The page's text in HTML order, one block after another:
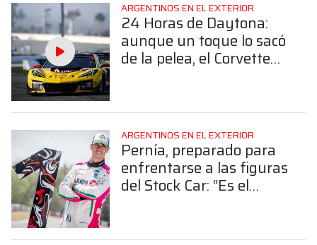
ARGENTINOS EN EL EXTERIOR
24 Horas de Daytona:
aunque un toque lo sacó
de la pelea, el Corvette
ARGENTINOS EN EL EXTERIOR
Pernía, preparado para
enfrentarse a las figuras
del Stock Car: “Es el